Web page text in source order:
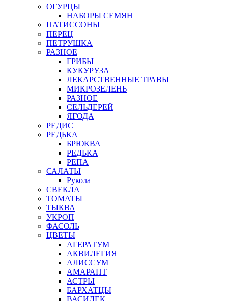
ОГУРЦЫ
НАБОРЫ СЕМЯН
ПАТИССОНЫ
ПЕРЕЦ
ПЕТРУШКА
РАЗНОЕ
ГРИБЫ
КУКУРУЗА
ЛЕКАРСТВЕННЫЕ ТРАВЫ
МИКРОЗЕЛЕНЬ
РАЗНОЕ
СЕЛЬДЕРЕЙ
ЯГОДА
РЕДИС
РЕДЬКА
БРЮКВА
РЕДЬКА
РЕПА
САЛАТЫ
Рукола
СВЕКЛА
ТОМАТЫ
ТЫКВА
УКРОП
ФАСОЛЬ
ЦВЕТЫ
АГЕРАТУМ
АКВИЛЕГИЯ
АЛИССУМ
АМАРАНТ
АСТРЫ
БАРХАТЦЫ
ВАСИЛЕК